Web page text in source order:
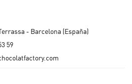
- Barcelona (España)
59